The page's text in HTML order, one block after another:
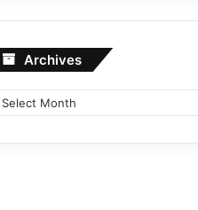
Archives Archives